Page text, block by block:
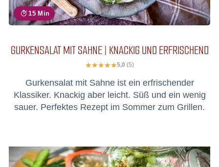
15 Min
GURKENSALAT MIT SAHNE | KNACKIG UND ERFRISCHEND
5,0 (5)
Gurkensalat mit Sahne ist ein erfrischender
Klassiker. Knackig aber leicht. Süß und ein wenig
sauer. Perfektes Rezept im Sommer zum Grillen.